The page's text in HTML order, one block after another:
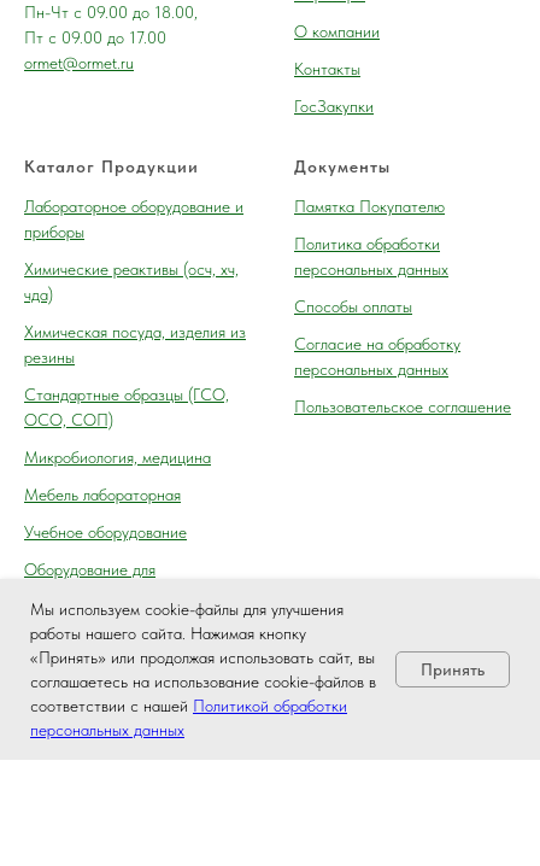
Мы используем cookie-файлы для улучшения
работы нашего сайта. Нажимая кнопку
«Принять» или продолжая использовать сайт, вы
соглашаетесь на использование cookie-файлов в
соответствии с нашей Политикой обработки
персональных данных
Принять
Пн-Чт с 09.00 до 18.00,
Пт с 09.00 до 17.00
ormet@ormet.ru
О компании
Контакты
ГосЗакупки
Каталог Продукции
Лабораторное оборудование и
приборы
Химические реактивы (осч, хч,
чда)
Химическая посуда, изделия из
резины
Cтандартные образцы (ГСО,
ОСО, СОП)
Микробиология, медицина
Мебель лабораторная
Учебное оборудование
Оборудование для
осмотра (контроля) ГАИ
Документы
Памятка Покупателю
Политика обработки
персональных данных
Способы оплаты
Согласие на обработку
персональных данных
Пользовательское соглашение